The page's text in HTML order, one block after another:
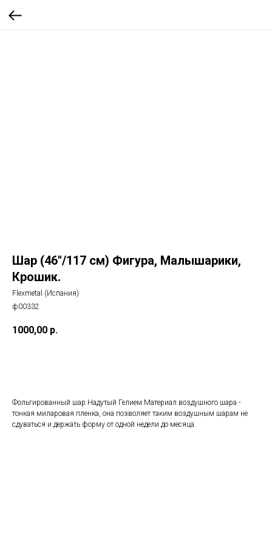
Шар (46''/117 см) Фигура, Малышарики,
Крошик.
Flexmetal (Испания)
ф00332
1000,00 р.
Фольгированный шар.Надутый Гелием.Материал воздушного шара -
тонкая миларовая пленка, она позволяет таким воздушным шарам не
сдуваться и держать форму от одной недели до месяца.